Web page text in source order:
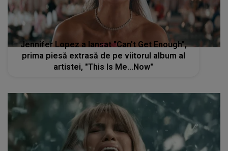
Jennifer Lopez a lansat "Can't Get Enough",
prima piesă extrasă de pe viitorul album al
artistei, "This Is Me...Now"